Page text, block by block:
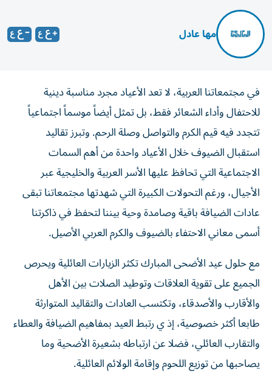
مها عادل
في مجتمعاتنا العربية، لا تعد الأعياد مجرد مناسبة دينية
للاحتفال وأداء الشعائر فقط، بل تمثل أيضاً موسماً اجتماعياً
تتجدد فيه قيم الكرم والتواصل وصلة الرحم. وتبرز تقاليد
استقبال الضيوف خلال الأعياد واحدة من أهم السمات
الاجتماعية التي تحافظ عليها الأسر العربية والخليجية عبر
الأجيال، ورغم التحولات الكبيرة التي شهدتها مجتمعاتنا تبقى
عادات الضيافة باقية وصامدة وحية بيننا لتحفظ في ذاكرتنا
أسمى معاني الاحتفاء بالضيوف والكرم العربي الأصيل.
مع حلول عيد الأضحى المبارك تكثر الزيارات العائلية ويحرص
الجميع على تقوية العلاقات وتوطيد الصلات بين الأهل
والأقارب والأصدقاء، وتكتسب العادات والتقاليد المتوارثة
طابعا أكثر خصوصية، إذ ي رتبط العيد بمفاهيم الضيافة والعطاء
والتقارب العائلي، فضلا عن ارتباطه بشعيرة الأضحية وما
يصاحبها من توزيع اللحوم وإقامة الولائم العائلية.